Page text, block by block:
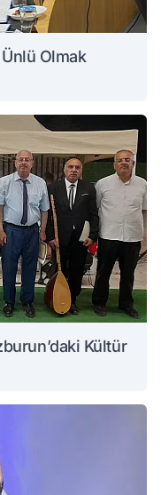
Olmak
Kültür